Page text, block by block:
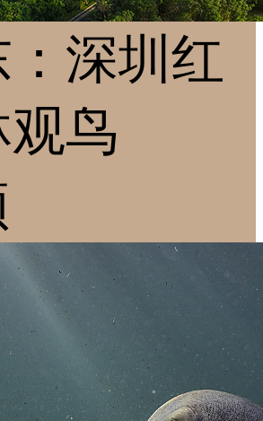
：深圳红
鸟